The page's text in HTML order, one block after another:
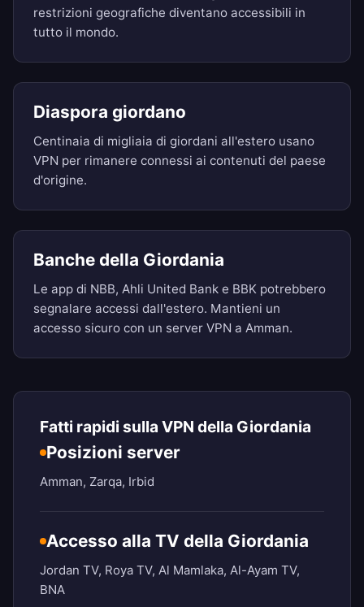
restrizioni geografiche diventano accessibili in
tutto il mondo.
Diaspora giordano
Centinaia di migliaia di giordani all'estero usano
VPN per rimanere connessi ai contenuti del paese
d'origine.
Banche della Giordania
Le app di NBB, Ahli United Bank e BBK potrebbero
segnalare accessi dall'estero. Mantieni un
accesso sicuro con un server VPN a Amman.
Fatti rapidi sulla VPN della Giordania
Posizioni server
Amman, Zarqa, Irbid
Accesso alla TV della Giordania
Jordan TV, Roya TV, Al Mamlaka, Al-Ayam TV,
BNA